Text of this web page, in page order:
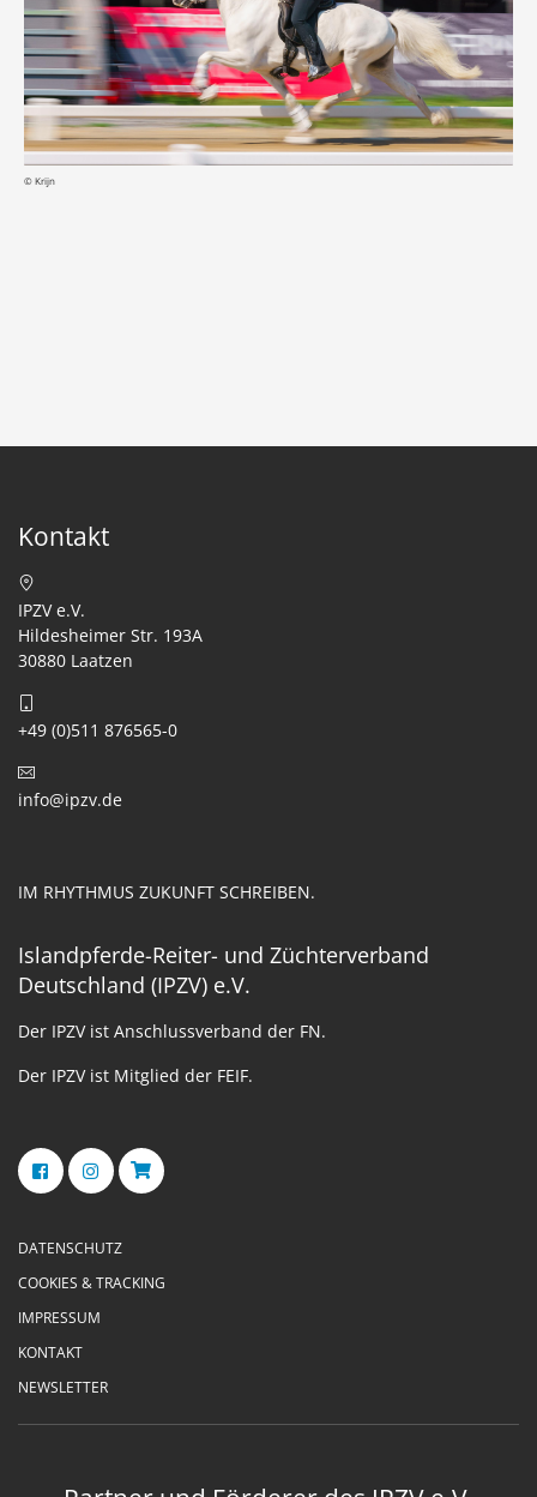
© Krijn
Kontakt
IPZV e.V.
Hildesheimer Str. 193A
30880 Laatzen
+49 (0)511 876565-0
info@ipzv.de
IM RHYTHMUS ZUKUNFT SCHREIBEN.
Islandpferde-Reiter- und Züchterverband
Deutschland (IPZV) e.V.
Der IPZV ist Anschlussverband der FN.
Der IPZV ist Mitglied der FEIF.
DATENSCHUTZ
COOKIES & TRACKING
IMPRESSUM
KONTAKT
NEWSLETTER